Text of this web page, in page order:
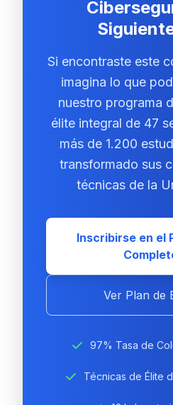
Si encontraste este
imagina lo que
nuestro programa
élite integral de 47
más de 1.200
transformado sus
técnicas de la
Inscribirse en el
Ver Plan de
97% Tasa de
Técnicas de Élite